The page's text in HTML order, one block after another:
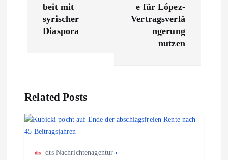
n
a
beit mit
syrischer
Diaspora
e für López-
Vertragsverlä
ngerung
nutzen
Related Posts
dts Nachrichtenagentur